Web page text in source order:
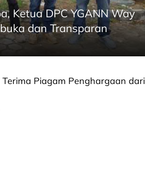
Ketua DPC YGANN Way
dan Transparan
Piagam Penghargaan dari